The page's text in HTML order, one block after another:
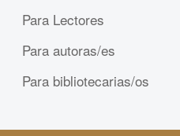
Para Lectores
Para autoras/es
Para bibliotecarias/os